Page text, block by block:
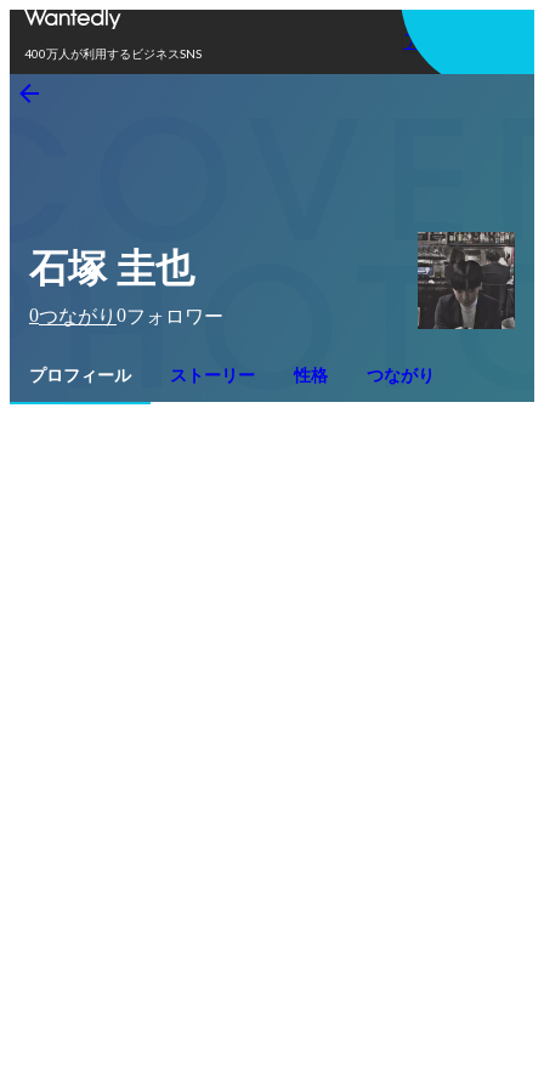
400万人が利用するビジネスSNS
アプリを使う
石塚 圭也
0つながり 0フォロワー
プロフィール ストーリー 性格 つながり